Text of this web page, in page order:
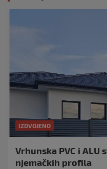
IZDVOJENO
Vrhunska PVC i
njemačkih profila